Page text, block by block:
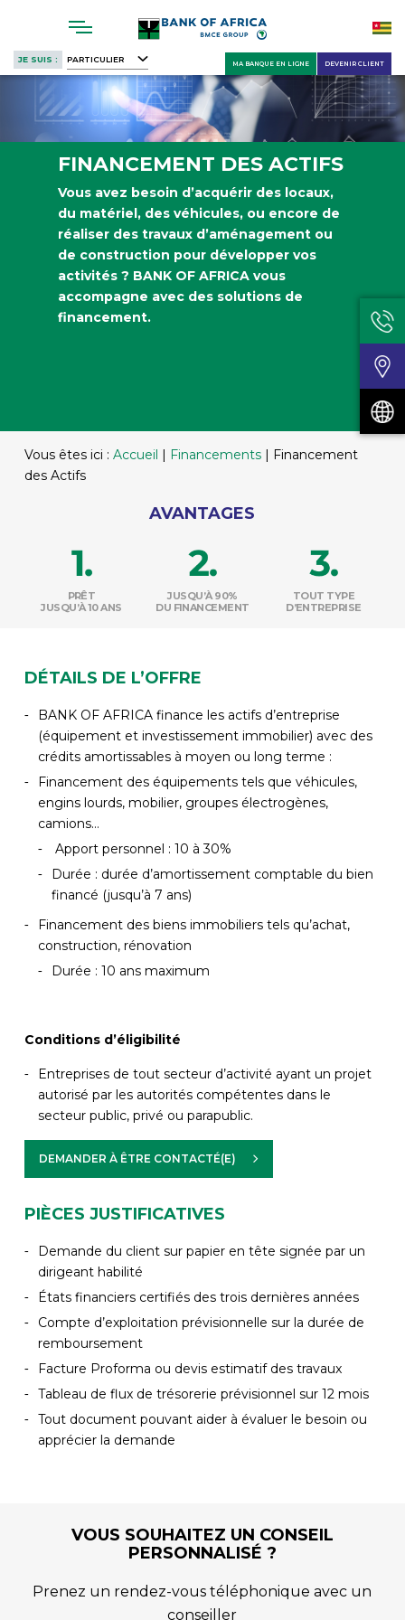
main
content
JE SUIS : PARTICULIER DEVENIR CLIENT
MA BANQUE EN LIGNE
FINANCEMENT DES ACTIFS
Vous avez besoin d’acquérir des locaux,
du matériel, des véhicules, ou encore de
réaliser des travaux d’aménagement ou
de construction pour développer vos
activités ? BANK OF AFRICA vous
accompagne avec des solutions de
financement.
Vous êtes ici : Accueil | Financements| Financement
des Actifs
AVANTAGES
PRÊT
JUSQU’À 10 ANS
JUSQU’À 90%
DU FINANCEMENT
TOUT TYPE
D’ENTREPRISE
DÉTAILS DE L’OFFRE
BANK OF AFRICA finance les actifs d’entreprise
(équipement et investissement immobilier) avec des
crédits amortissables à moyen ou long terme :
Financement des équipements tels que véhicules,
engins lourds, mobilier, groupes électrogènes,
camions…
Apport personnel : 10 à 30%
Durée : durée d’amortissement comptable du bien
financé (jusqu’à 7 ans)
Financement des biens immobiliers tels qu’achat,
construction, rénovation
Durée : 10 ans maximum
Conditions d’éligibilité
Entreprises de tout secteur d’activité ayant un projet
autorisé par les autorités compétentes dans le
secteur public, privé ou parapublic.
DEMANDER À ÊTRE CONTACTÉ(E)
PIÈCES JUSTIFICATIVES
Demande du client sur papier en tête signée par un
dirigeant habilité
États financiers certifiés des trois dernières années
Compte d’exploitation prévisionnelle sur la durée de
remboursement
Facture Proforma ou devis estimatif des travaux
Tableau de flux de trésorerie prévisionnel sur 12 mois
Tout document pouvant aider à évaluer le besoin ou
apprécier la demande
VOUS SOUHAITEZ UN CONSEIL
PERSONNALISÉ ?
Prenez un rendez-vous téléphonique avec un
conseiller